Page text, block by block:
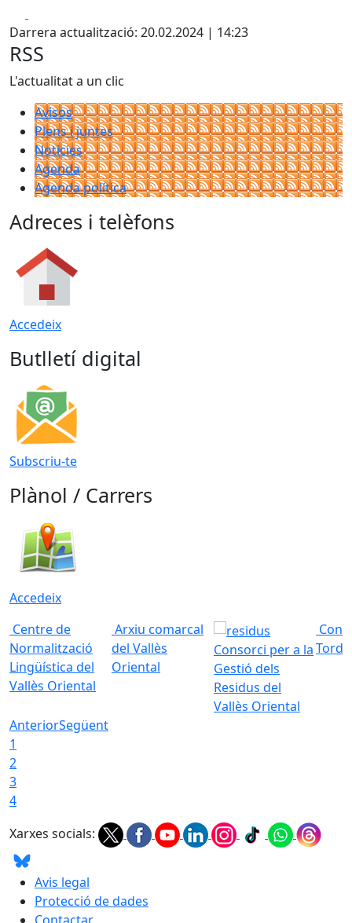
Darrera actualització: 20.02.2024 | 14:23
RSS
L'actualitat a un clic
Avisos
Plens i juntes
Noticies
Agenda
Agenda política
Adreces i telèfons
Accedeix
Butlletí digital
Subscriu-te
Plànol / Carrers
Accedeix
Centre de
Normalització
Lingüística del
Vallès Oriental
Arxiu comarcal
del Vallès
Oriental
Consorci per a la
Gestió dels
Residus del
Vallès Oriental
AnteriorSegüent
1
2
3
4
Xarxes socials:
Avis legal
Protecció de dades